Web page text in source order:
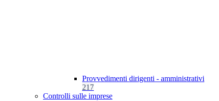
Provvedimenti dirigenti - amministrativi
217
Controlli sulle imprese